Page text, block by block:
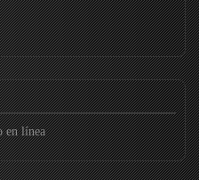
en línea